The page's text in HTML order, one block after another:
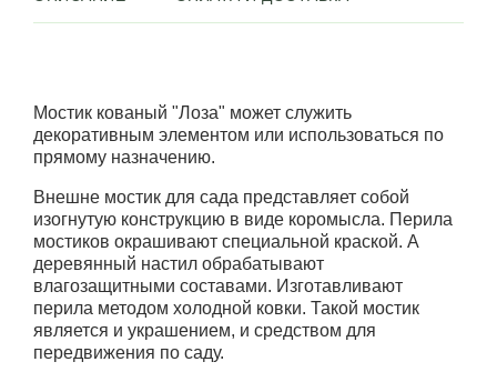
Мостик кованый "Лоза" может служить
декоративным элементом или использоваться по
прямому назначению.
Внешне мостик для сада представляет собой
изогнутую конструкцию в виде коромысла. Перила
мостиков окрашивают специальной краской. А
деревянный настил обрабатывают
влагозащитными составами. Изготавливают
перила методом холодной ковки. Такой мостик
является и украшением, и средством для
передвижения по саду.